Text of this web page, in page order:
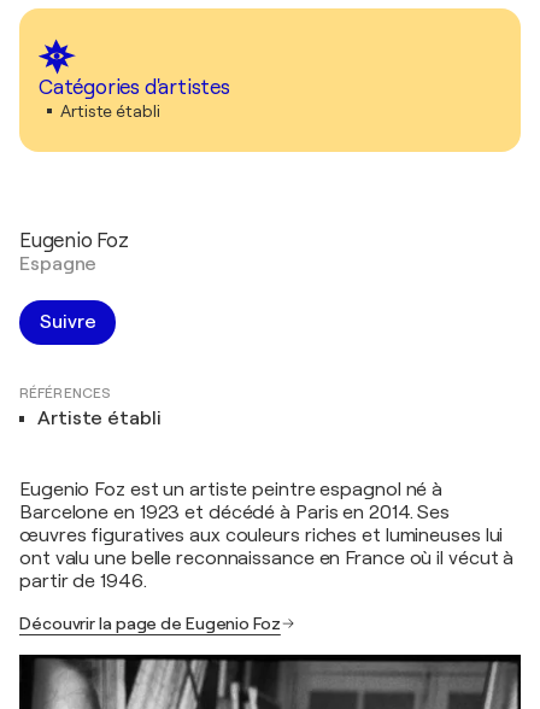
Catégories d'artistes
Artiste établi
Eugenio Foz
Espagne
Suivre
RÉFÉRENCES
Artiste établi
Eugenio Foz est un artiste peintre espagnol né à
Barcelone en 1923 et décédé à Paris en 2014. Ses
œuvres figuratives aux couleurs riches et lumineuses lui
ont valu une belle reconnaissance en France où il vécut à
partir de 1946.
Découvrir la page de Eugenio Foz